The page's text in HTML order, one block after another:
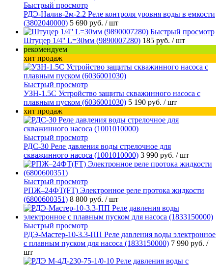
Быстрый просмотр
РДЭ-Налив-2м-2.2 Реле контроля уровня воды в емкости
(3802040000) 5 690 руб. / шт
Быстрый просмотр
Штуцер 1/4'' L=30мм (9890007280) 185 руб. / шт
рекомендуем
хит продаж
Быстрый просмотр
УЗН-1.5С Устройство защиты скважинного насоса с
плавным пуском (6036001030) 5 190 руб. / шт
хит продаж
Быстрый просмотр
РДС-30 Реле давления воды стрелочное для
скважинного насоса (1001010000) 3 990 руб. / шт
Быстрый просмотр
РПЖ–24ФТ(FT) Электронное реле протока жидкости
(6800600351) 8 800 руб. / шт
Быстрый просмотр
РДЭ-Мастер-10-3.3-ПП Реле давления воды электронное
с плавным пуском для насоса (1833150000) 7 990 руб. /
шт